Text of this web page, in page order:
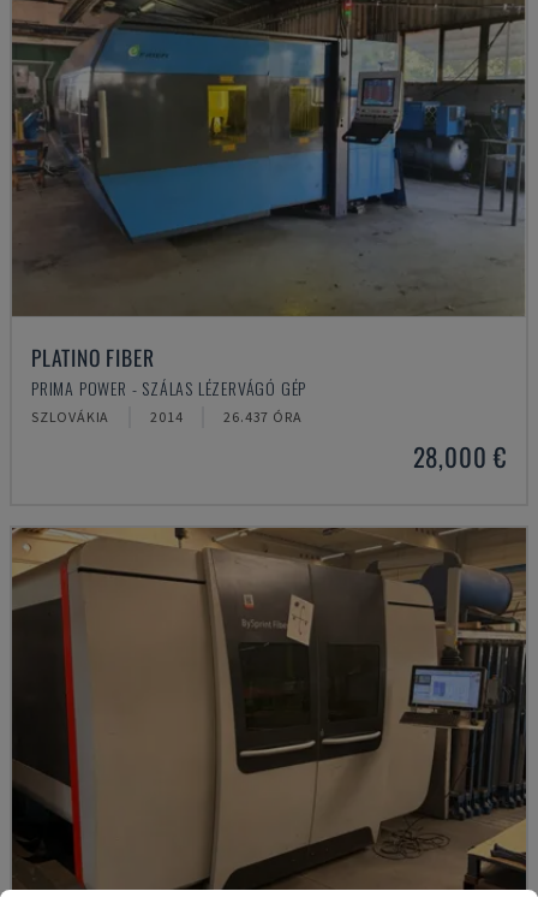
PLATINO FIBER
PRIMA POWER - SZÁLAS LÉZERVÁGÓ GÉP
SZLOVÁKIA 2014 26.437 ÓRA
28,000 €